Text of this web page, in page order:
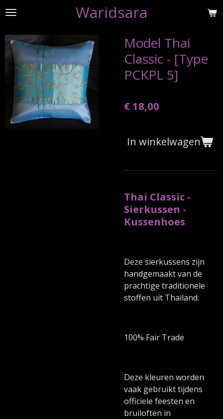
Ga
naar
de
hoofdinhoud
Waridsara
Model Thai
Classic - [Type
PCKPL 5]
€ 18,00
In winkelwagen
Thai Classic -
Sierkussen -
Kussenhoes
Deze sierkussens zijn
handgemaakt van de
prachtige traditionele
stoffen uit Thailand.
100% Fair Trade
Deze kleuren worden
vaak gebruikt tijdens
officiele feesten en
bruiloften in